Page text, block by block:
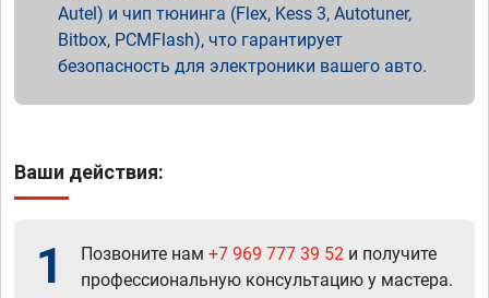
Autel) и чип тюнинга (Flex, Kess 3, Autotuner,
Bitbox, PCMFlash), что гарантирует
безопасность для электроники вашего авто.
Ваши действия:
1 Позвоните нам +7 969 777 39 52 и получите
профессиональную консультацию у мастера.